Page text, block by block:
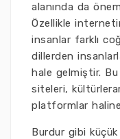
alanında da
Özellikle
insanlar farklı
dillerden
hale gelmiştir.
siteleri,
platformlar
Burdur gibi